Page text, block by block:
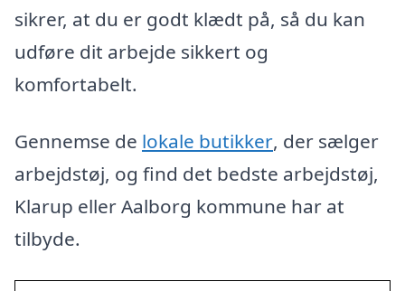
sikrer, at du er godt klædt på, så du kan
udføre dit arbejde sikkert og
komfortabelt.
Gennemse de lokale butikker, der sælger
arbejdstøj, og find det bedste arbejdstøj,
Klarup eller Aalborg kommune har at
tilbyde.